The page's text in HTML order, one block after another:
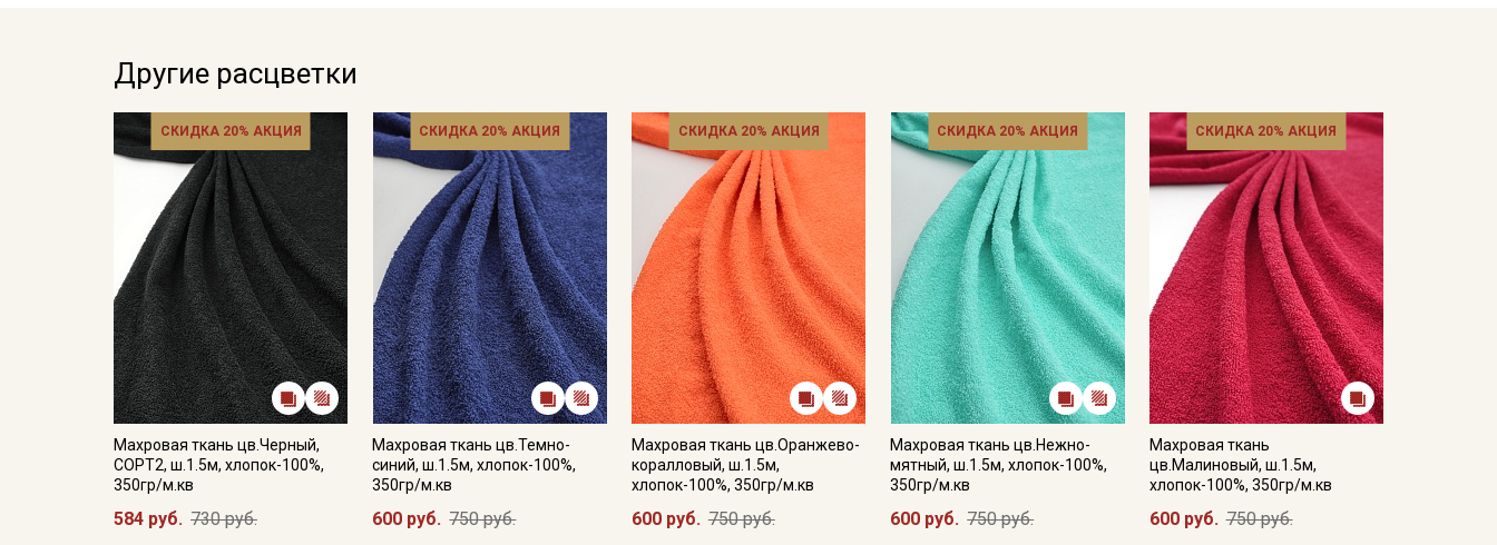
Другие расцветки
СКИДКА 20% АКЦИЯ
Махровая ткань цв.Черный,
СОРТ2, ш.1.5м, хлопок-100%,
350гр/м.кв
584 руб. 730 руб.
СКИДКА 20% АКЦИЯ
Махровая ткань цв.Темно-
синий, ш.1.5м, хлопок-100%,
350гр/м.кв
600 руб. 750 руб.
СКИДКА 20% АКЦИЯ
Махровая ткань цв.Оранжево-
коралловый, ш.1.5м,
хлопок-100%, 350гр/м.кв
600 руб. 750 руб.
СКИДКА 20% АКЦИЯ
Махровая ткань цв.Нежно-
мятный, ш.1.5м, хлопок-100%,
350гр/м.кв
600 руб. 750 руб.
СКИДКА 20% АКЦИЯ
Махровая ткань
цв.Малиновый, ш.1.5м,
хлопок-100%, 350гр/м.кв
600 руб. 750 руб.